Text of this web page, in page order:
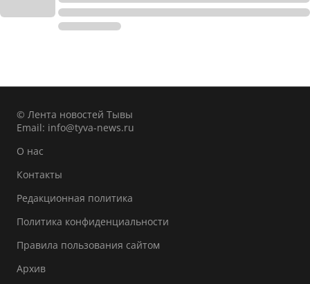
© Лента новостей Тывы
Email: info@tyva-news.ru
О нас
Контакты
Редакционная политика
Политика конфиденциальности
Правила пользования сайтом
Архив